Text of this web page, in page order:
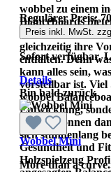
wobbel zu einem
Blanceboards
Balance und
gleichzeitig ihre
entfalten. Denn
kann alles sein,
vorstellbar ist.
wobbel
Entwicklung,
Kinder können
sich stundenlang
Gesundheit und
Holzspielzeug
Regulärer Preis:
Preis inkl. MwSt.
Sofort verfügbar,
Details
Bin bald zurück
Wobbel Mini
More than a